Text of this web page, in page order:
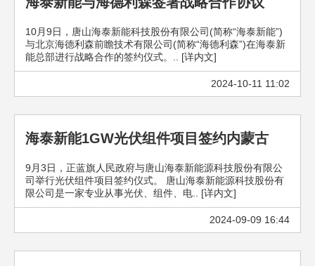
10月9日，唐山海泰新能科技股份有限公司(简称“海泰新能”)
与北京海德利森前瞻技术有限公司(简称“海德利森”)在海泰新
能总部进行战略合作的签约仪式。.. [详内文]
2024-10-11 11:02
海泰新能1GW光伏组件项目签约内蒙古
9月3日，正蓝旗人民政府与唐山海泰新能源科技股份有限公
司举行光伏组件项目签约仪式。 唐山海泰新能源科技股份有
限公司是一家专业从事光伏、组件、电.. [详内文]
2024-09-09 16:44